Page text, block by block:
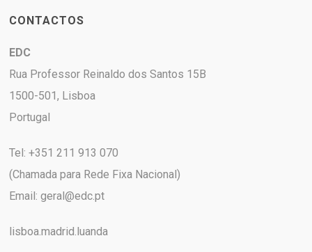
CONTACTOS
EDC
Rua Professor Reinaldo dos Santos 15B
1500-501, Lisboa
Portugal
Tel: +351 211 913 070
(Chamada para Rede Fixa Nacional)
Email:geral@edc.pt
lisboa.madrid.luanda